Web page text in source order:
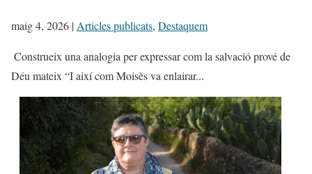
maig 4, 2026 | Articles publicats, Destaquem
​ Construeix una analogia per expressar com la salvació prové de
Déu mateix “I així com Moisès va enlairar...